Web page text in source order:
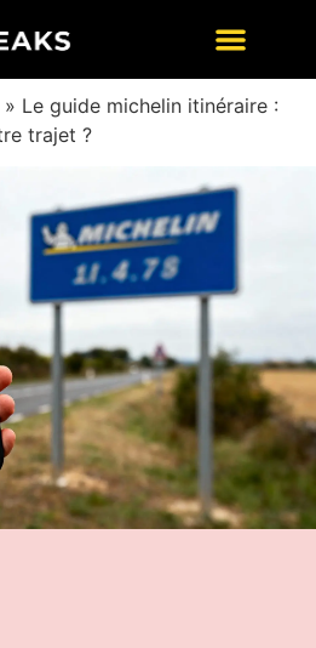
» Le guide michelin itinéraire :
trajet ?